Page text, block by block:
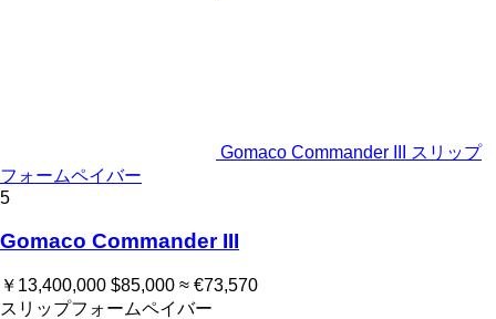
Gomaco Commander III スリップ
フォームペイバー
5
Gomaco Commander III
￥13,400,000 $85,000 ≈ €73,570
スリップフォームペイバー